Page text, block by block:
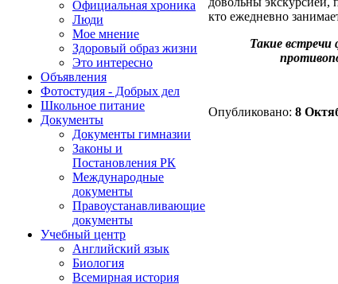
Официальная хроника
Люди
Мое мнение
Здоровый образ жизни
Это интересно
Объявления
Фотостудия - Добрых дел
Школьное питание
Документы
Документы гимназии
Законы и
Постановления РК
Международные
документы
Правоустанавливающие
документы
Учебный центр
Английский язык
Биология
Всемирная история
кто ежедневно
Такие
Опубликовано: 8